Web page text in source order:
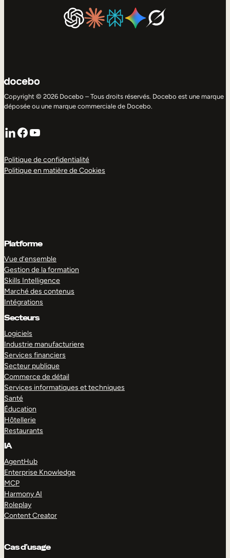
Copyright © 2026 Docebo – Tous droits réservés. Docebo est une marque
déposée ou une marque commerciale de Docebo.
LinkedIn
Facebook
YouTube
Politique de confidentialité
Politique en matière de Cookies
Platforme
Vue d’ensemble
Gestion de la formation
Skills Intelligence
Marché des contenus
Intégrations
Secteurs
Logiciels
Industrie manufacturiere
Services financiers
Secteur publique
Commerce de détail
Services informatiques et techniques
Santé
Éducation
Hôtellerie
Restaurants
IA
AgentHub
Enterprise Knowledge
MCP
Harmony AI
Roleplay
Content Creator
Cas d’usage